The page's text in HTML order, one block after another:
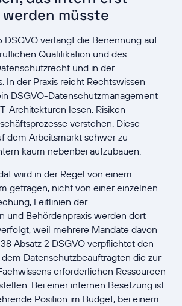
müsste
DSGVO verlangt die Benennung auf
Qualifikation und des
und in der
In der Praxis reicht Rechtswissen
DSGVO-Datenschutzmanagement
Architekturen lesen, Risiken
verstehen. Diese
dem Arbeitsmarkt schwer zu
kaum nebenbei aufzubauen.
wird in der Regel von einem
getragen, nicht von einer einzelnen
Leitlinien der
und Behördenpraxis werden dort
weil mehrere Mandate davon
Absatz 2 DSGVO verpflichtet den
Datenschutzbeauftragten die zur
erforderlichen Ressourcen
Bei einer internen Besetzung ist
Position im Budget, bei einem